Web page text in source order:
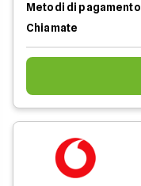
Metodi di pagamento
Chiamate